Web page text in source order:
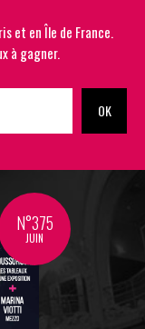
et en Île de France.
à gagner.
OK
N°375
JUIN